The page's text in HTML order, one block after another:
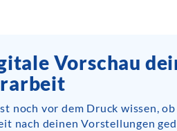
Vorschau
noch vor dem Druck wissen,
nach deinen Vorstellungen